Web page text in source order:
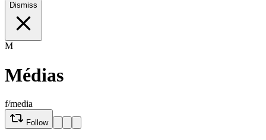
Dismiss
M
Médias
f/media
Follow